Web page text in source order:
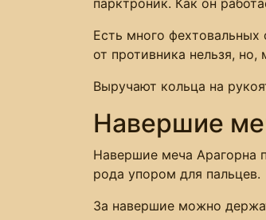
Есть много фехтовальных
от противника нельзя,
Выручают кольца на
Навершие
Навершие меча Арагорна
рода упором для пальцев.
За навершие можно